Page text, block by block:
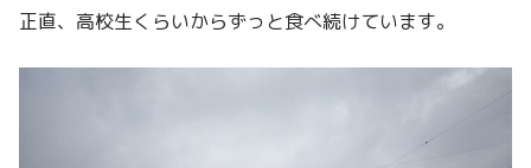
正直、高校生くらいからずっと食べ続けています。